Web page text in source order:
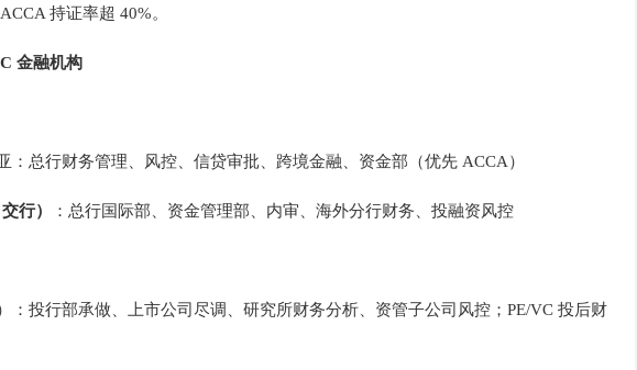
持证率超 40%。
金融机构
：总行财务管理、风控、信贷审批、跨境金融、资金部（优先 ACCA）
行） ：总行国际部、资金管理部、内审、海外分行财务、投融资风控
：投行部承做、上市公司尽调、研究所财务分析、资管子公司风控；PE/VC 投后财